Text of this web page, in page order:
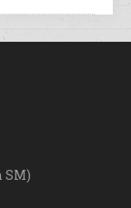
SM)